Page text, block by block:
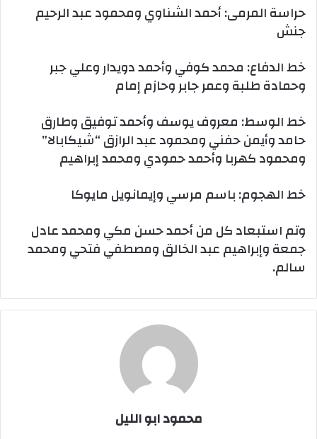
حراسة المرمى: أحمد الشناوي ومحمود عبد الرحيم
جنش
خط الدفاع: محمد كوفي وأحمد دويدار وعلي جبر
وحمادة طلبة وعمر جابر وحازم إمام
خط الوسط: معروف يوسف وأحمد توفيق وطارق
حامد وأيمن حفني ومحمود عبد الرازق “شيكابالا”
ومحمود كهربا وأحمد حمودي ومحمد إبراهيم
خط الهجوم: باسم مرسي وإيمانويل مايوكا
وتم استبعاد كل من أحمد حسن مكي ومحمد عادل
جمعة وإبراهيم عبد الخالق ومصطفي فتحي ومحمد
سالم.
محمود ابو الليل